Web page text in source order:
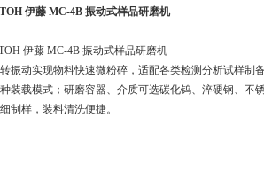
伊藤 MC-4B 振动式样品研磨机
伊藤 MC-4B 振动式样品研磨机
振动实现物料快速微粉碎，适配各类检测分析试样制
装载模式；研磨容器、介质可选碳化钨、淬硬钢、不
制样，装料清洗便捷。